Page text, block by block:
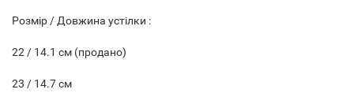
Розмір / Довжина устілки :
22 / 14.1 см (продано)
23 / 14.7 см